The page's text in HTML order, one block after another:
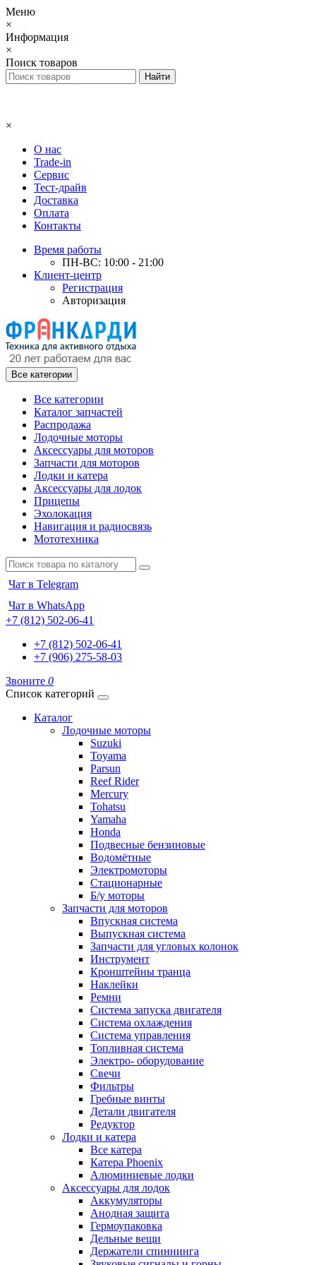
Меню
×
Информация
×
Поиск товаров
×
О нас
Trade-in
Сервис
Тест-драйв
Доставка
Оплата
Контакты
Время работы
ПН-ВС: 10:00 - 21:00
Клиент-центр
Регистрация
Авторизация
Все категории
Все категории
Каталог запчастей
Распродажа
Лодочные моторы
Аксессуары для моторов
Запчасти для моторов
Лодки и катера
Аксессуары для лодок
Прицепы
Эхолокация
Навигация и радиосвязь
Мототехника
Чат в Telegram
Чат в WhatsApp
+7 (812) 502-06-41
+7 (812) 502-06-41
+7 (906) 275-58-03
Звоните 0
Список категорий
Каталог
Лодочные моторы
Suzuki
Toyama
Parsun
Reef Rider
Mercury
Tohatsu
Yamaha
Honda
Подвесные бензиновые
Водомётные
Электромоторы
Стационарные
Б/у моторы
Запчасти для моторов
Впускная система
Выпускная система
Запчасти для угловых колонок
Инструмент
Кронштейны транца
Наклейки
Ремни
Система запуска двигателя
Система охлаждения
Система управления
Топливная система
Электро- оборудование
Свечи
Фильтры
Гребные винты
Детали двигателя
Редуктор
Лодки и катера
Все катера
Катера Phoenix
Алюминиевые лодки
Аксессуары для лодок
Аккумуляторы
Анодная защита
Гермоупаковка
Дельные вещи
Держатели спиннинга